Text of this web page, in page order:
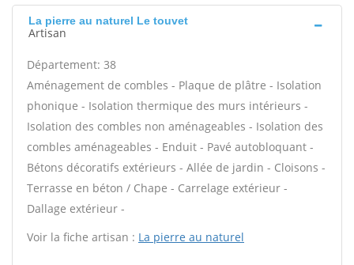
La pierre au naturel Le touvet
Artisan
Département: 38
Aménagement de combles - Plaque de plâtre - Isolation
phonique - Isolation thermique des murs intérieurs -
Isolation des combles non aménageables - Isolation des
combles aménageables - Enduit - Pavé autobloquant -
Bétons décoratifs extérieurs - Allée de jardin - Cloisons -
Terrasse en béton / Chape - Carrelage extérieur -
Dallage extérieur -
Voir la fiche artisan : La pierre au naturel